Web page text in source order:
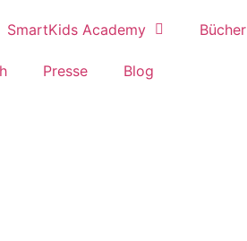
SmartKids Academy Bücher
Presse Blog